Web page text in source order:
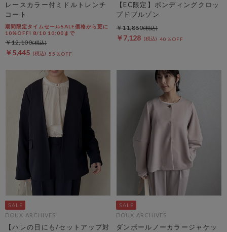
レースカラー付ミドルトレンチ
コート
期間限定タイムセールSALE価格から更に
10%OFF! 8/10 10:00まで
￥5,445 55％OFF
￥12,100
【EC限定】ボンディングクロッ
プドブルゾン
￥7,128 40％OFF
￥11,880
DOUX ARCHIVES
【ハレの日にも/セットアップ対
DOUX ARCHIVES
ダンボールノーカラージャケッ